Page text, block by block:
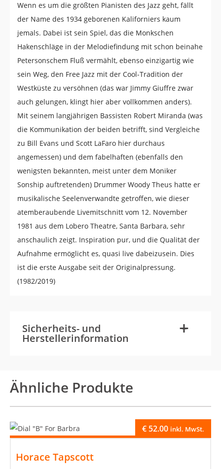
Wenn es um die größten Pianisten des Jazz geht, fällt
der Name des 1934 geborenen Kaliforniers kaum
jemals. Dabei ist sein Spiel, das die Monkschen
Hakenschläge in der Melodiefindung mit schon beinahe
Petersonschem Fluß vermählt, ebenso einzigartig wie
sein Weg, den Free Jazz mit der Cool-Tradition der
Westküste zu versöhnen (das war Jimmy Giuffre zwar
auch gelungen, klingt hier aber vollkommen anders).
Mit seinem langjährigen Bassisten Robert Miranda (was
die Kommunikation der beiden betrifft, sind Vergleiche
zu Bill Evans und Scott LaFaro hier durchaus
angemessen) und dem fabelhaften (ebenfalls den
wenigsten bekannten, meist unter dem Moniker
Sonship auftretenden) Drummer Woody Theus hatte er
musikalische Seelenverwandte getroffen, wie dieser
atemberaubende Livemitschnitt vom 12. November
1981 aus dem Lobero Theatre, Santa Barbara, sehr
anschaulich zeigt. Inspiration pur, und die Qualität der
Aufnahme ermöglicht es, quasi live dabeizusein. Dies
ist die erste Ausgabe seit der Originalpressung.
(1982/2019)
Sicherheits- und
Herstellerinformation +
-
Ähnliche Produkte
Horace Tapscott
€ 52.00 inkl. MwSt.